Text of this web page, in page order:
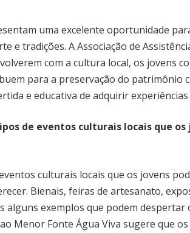
uma excelente oportunidade
e tradições. A Associação de
com a cultura local, os jovens
para a preservação do patrimônio
e educativa de adquirir experiências
de eventos culturais locais que os
culturais locais que os jovens
Bienais, feiras de artesanato,
alguns exemplos que podem despertar
Menor Fonte Água Viva sugere que